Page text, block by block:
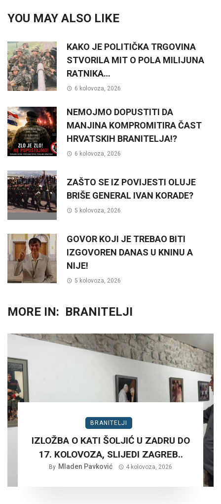
YOU MAY ALSO LIKE
KAKO JE POLITIČKA TRGOVINA
STVORILA MIT O POLA MILIJUNA
RATNIKA…
6 kolovoza, 2026
NEMOJMO DOPUSTITI DA
MANJINA KOMPROMITIRA ČAST
HRVATSKIH BRANITELJA!?
6 kolovoza, 2026
ZAŠTO SE IZ POVIJESTI OLUJE
BRIŠE GENERAL IVAN KORADE?
5 kolovoza, 2026
GOVOR KOJI JE TREBAO BITI
IZGOVOREN DANAS U KNINU A
NIJE!
5 kolovoza, 2026
MORE IN: BRANITELJI
BRANITELJI
IZLOŽBA O KATI ŠOLJIĆ U ZADRU DO
17. KOLOVOZA, SLIJEDI ZAGREB..
By Mladen Pavković 4 kolovoza, 2026